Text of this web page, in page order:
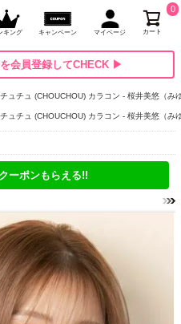
キング キャンペーン マイページ カート
0
会員登録してCHECK ▶
チュチュ (CHOUCHOU) カラコン - 桜井美悠（み
チュチュ (CHOUCHOU) カラコン - 桜井美悠（み
ーポンもらえる!!